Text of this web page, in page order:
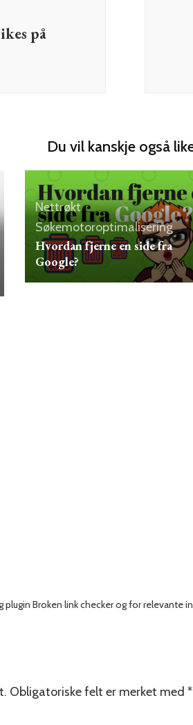
på
Du vil kanskje også
Nettrøkt
Søkemotoroptimalisering
Hvordan fjerne en side fra
Google?
plugin Broken link checker og for
Obligatoriske felt er merket med *